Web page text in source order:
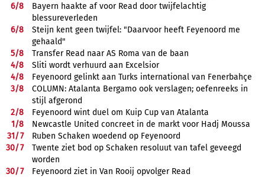
6/8
Bayern haakte af voor Read door twijfelachtig
blessureverleden
6/8
Steijn kent geen twijfel: "Daarvoor heeft Feyenoord me
gehaald"
5/8
Transfer Read naar AS Roma van de baan
4/8
Sliti wordt verhuurd aan Excelsior
4/8
Feyenoord gelinkt aan Turks international van Fenerbahçe
3/8
COLUMN: Atalanta Bergamo ook verslagen; oefenreeks in
stijl afgerond
2/8
Feyenoord wint duel om Kuip Cup van Atalanta
1/8
Newcastle United concreet in de markt voor Hadj Moussa
31/7
Ruben Schaken woedend op Feyenoord
30/7
Twente ziet bod op Schaken resoluut van tafel geveegd
worden
30/7
Feyenoord ziet in Van Rooij opvolger Read